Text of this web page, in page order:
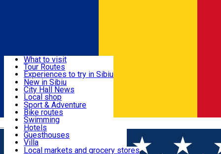
Română
Useful info
Activities & Adventure
Accommodation
Food, Drinks & Nightlife
What to visit
Tour Routes
Experiences to try in Sibiu
Podcast
Culture
Museums
Churches
Parks, Zoo
County of Sibiu
New in Sibiu
City Hall News
Local shop
Sibiu artisans
Sibiul Verde
Public services
Education
How do I get to Sibiu
Tourist Info
Tour Guides
Sport & Adventure
Bike routes
Swimming
Riding
Indoor activities
Loc de joacă indoor
Loc de joacă outdoor
Hotels
Guesthouses
Villa
Hostels
Local markets and grocery stores